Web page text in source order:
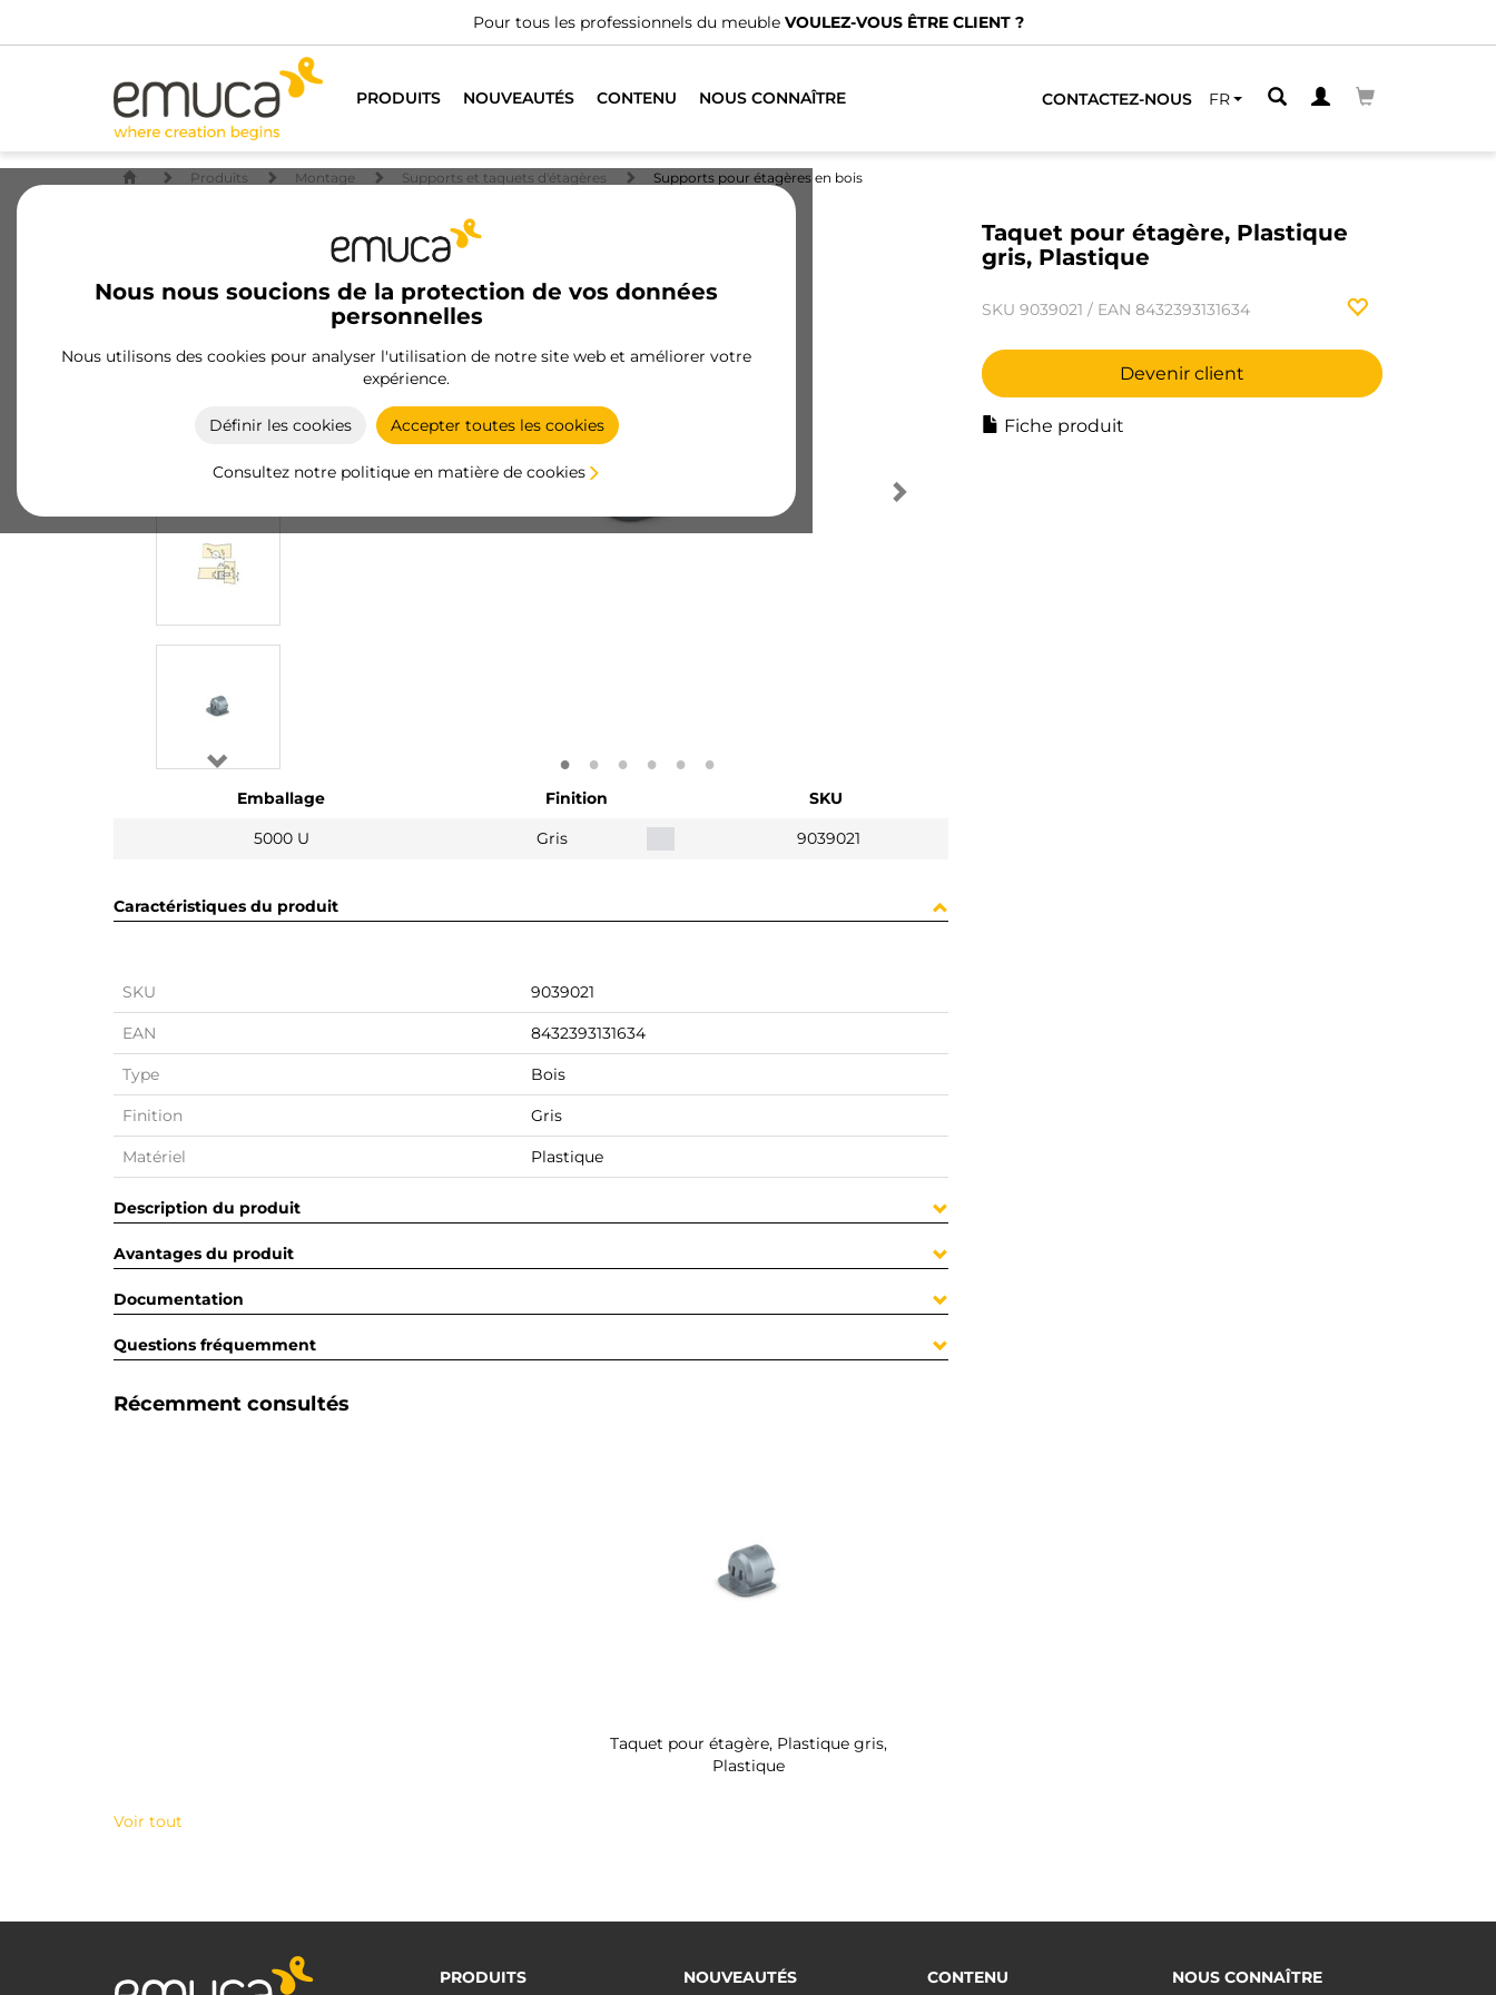
Pour tous les professionnels du meuble VOULEZ-VOUS ÊTRE CLIENT ?
PRODUITS NOUVEAUTÉS CONTENU NOUS CONNAÎTRE CONTACTEZ-NOUS FR
Nous nous soucions de la protection de vos données
personnelles
Nous utilisons des cookies pour analyser l'utilisation de notre site web et améliorer votre
expérience.
Définir les cookies Accepter toutes les cookies
Consultez notre politique en matière de cookies
Produits Montage Supports et taquets d'étagères Supports pour étagères en bois
Taquet pour étagère, Plastique
gris, Plastique
SKU 9039021 / EAN 8432393131634
Devenir client
Fiche produit
Emballage Finition
SKU
5000 U
Gris 9039021
Caractéristiques du produit
SKU 9039021
EAN 8432393131634
Type Bois
Finition Gris
Matériel Plastique
Description du produit
Avantages du produit
Documentation
Questions fréquemment
Récemment consultés
Taquet pour étagère, Plastique gris,
Plastique
Voir tout
PRODUITS NOUVEAUTÉS CONTENU NOUS CONNAÎTRE